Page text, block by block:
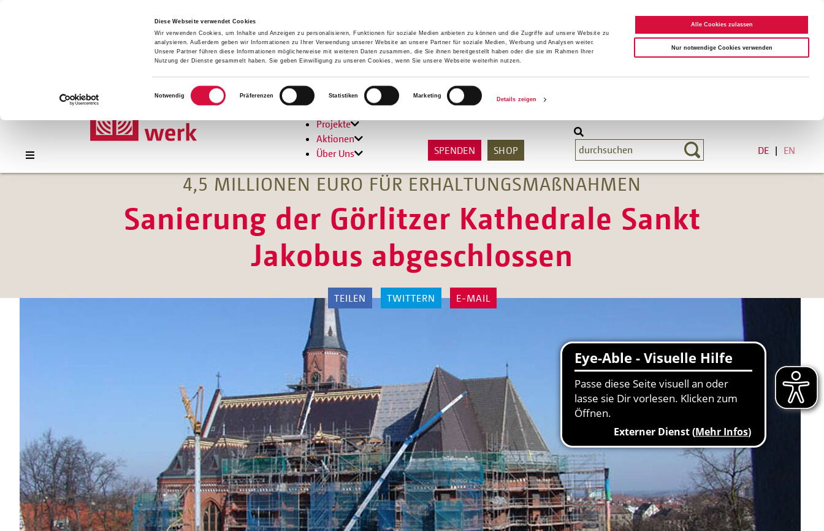
Diese Webseite verwendet Cookies
Wir verwenden Cookies, um Inhalte und Anzeigen zu personalisieren, Funktionen für soziale Medien anbieten zu können und die Zugriffe auf unsere Website zu
analysieren. Außerdem geben wir Informationen zu Ihrer Verwendung unserer Website an unsere Partner für soziale Medien, Werbung und Analysen weiter.
Unsere Partner führen diese Informationen möglicherweise mit weiteren Daten zusammen, die Sie ihnen bereitgestellt haben oder die sie im Rahmen Ihrer
Nutzung der Dienste gesammelt haben. Sie geben Einwilligung zu unseren Cookies, wenn Sie unsere Webseite weiterhin nutzen.
Einwilligungsauswahl
Notwendig
Präferenzen Statistiken Marketing
Details zeigen
Alle Cookies zulassen
Nur notwendige Cookies verwenden
Hilfen
Projekte
Aktionen
Über Uns
SPENDEN SHOP DE EN
4,5 MILLIONEN EURO FÜR ERHALTUNGSMAßNAHMEN
Sanierung der Görlitzer Kathedrale Sankt
Jakobus abgeschlossen
TEILEN TWITTERN E-MAIL